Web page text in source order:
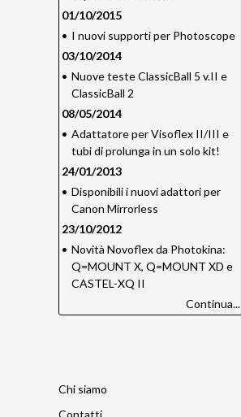
01/10/2015
• I nuovi supporti per Photoscope
03/10/2014
• Nuove teste ClassicBall 5 v.II e
ClassicBall 2
08/05/2014
• Adattatore per Visoflex II/III e
tubi di prolunga in un solo kit!
24/01/2013
• Disponibili i nuovi adattori per
Canon Mirrorless
23/10/2012
• Novità Novoflex da Photokina:
Q=MOUNT X, Q=MOUNT XD e
CASTEL-XQ II
Continua...
Chi siamo
Contatti